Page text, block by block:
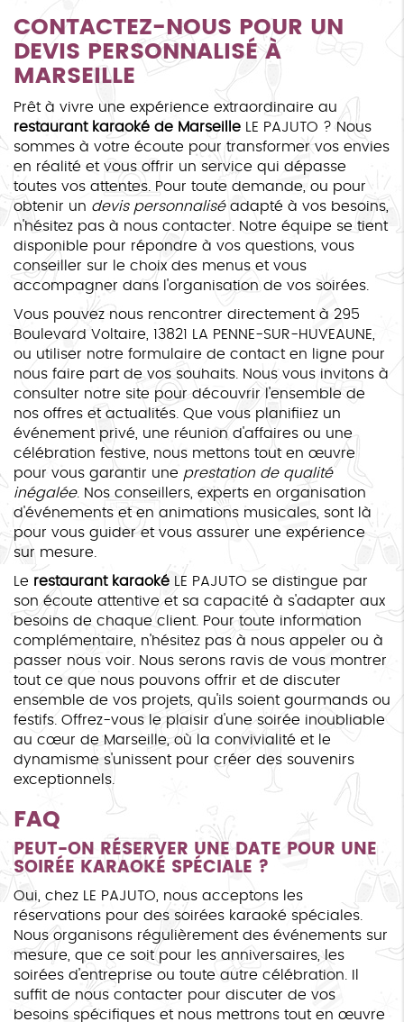
CONTACTEZ-NOUS POUR UN
DEVIS PERSONNALISÉ À
MARSEILLE
Prêt à vivre une expérience extraordinaire au
restaurant karaoké de Marseille LE PAJUTO ? Nous
sommes à votre écoute pour transformer vos envies
en réalité et vous offrir un service qui dépasse
toutes vos attentes. Pour toute demande, ou pour
obtenir un devis personnaliséadapté à vos besoins,
n'hésitez pas à nous contacter. Notre équipe se tient
disponible pour répondre à vos questions, vous
conseiller sur le choix des menus et vous
accompagner dans l'organisation de vos soirées.
Vous pouvez nous rencontrer directement à 295
Boulevard Voltaire, 13821 LA PENNE-SUR-HUVEAUNE,
ou utiliser notre formulaire de contact en ligne pour
nous faire part de vos souhaits. Nous vous invitons à
consulter notre site pour découvrir l'ensemble de
nos offres et actualités. Que vous planifiiez un
événement privé, une réunion d'affaires ou une
célébration festive, nous mettons tout en œuvre
pour vous garantir une prestation de qualité
inégalée. Nos conseillers, experts en organisation
d'événements et en animations musicales, sont là
pour vous guider et vous assurer une expérience
sur mesure.
Le restaurant karaoké LE PAJUTO se distingue par
son écoute attentive et sa capacité à s'adapter aux
besoins de chaque client. Pour toute information
complémentaire, n'hésitez pas à nous appeler ou à
passer nous voir. Nous serons ravis de vous montrer
tout ce que nous pouvons offrir et de discuter
ensemble de vos projets, qu'ils soient gourmands ou
festifs. Offrez-vous le plaisir d'une soirée inoubliable
au cœur de Marseille, où la convivialité et le
dynamisme s'unissent pour créer des souvenirs
exceptionnels.
FAQ
PEUT-ON RÉSERVER UNE DATE POUR UNE
SOIRÉE KARAOKÉ SPÉCIALE ?
Oui, chez LE PAJUTO, nous acceptons les
réservations pour des soirées karaoké spéciales.
Nous organisons régulièrement des événements sur
mesure, que ce soit pour les anniversaires, les
soirées d'entreprise ou toute autre célébration. Il
suffit de nous contacter pour discuter de vos
besoins spécifiques et nous mettrons tout en œuvre